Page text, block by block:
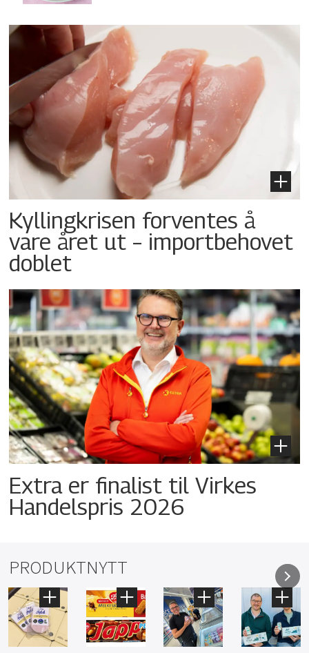
Kyllingkrisen forventes å
vare året ut – importbehovet
doblet
Extra er finalist til Virkes
Handelspris 2026
PRODUKTNYTT